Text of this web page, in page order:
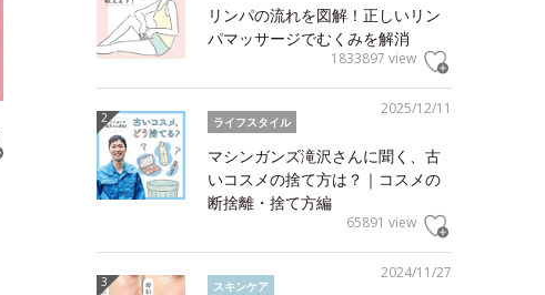
リンパの流れを図解！正しいリン
パマッサージでむくみを解消
1833897 view
2025/12/11
ライフスタイル
マシンガンズ滝沢さんに聞く、古
いコスメの捨て方は？｜コスメの
断捨離・捨て方編
65891 view
2024/11/27
スキンケア